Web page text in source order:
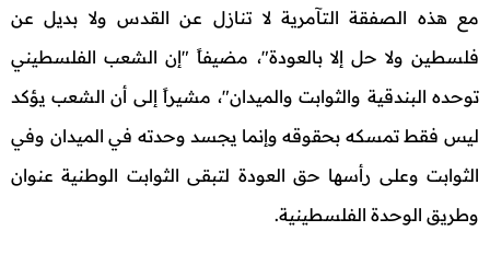
مع هذه الصفقة التآمرية لا تنازل عن القدس ولا بديل عن
فلسطين ولا حل إلا بالعودة"، مضيفاً "إن الشعب الفلسطيني
توحده البندقية والثوابت والميدان"، مشيراً إلى أن الشعب يؤكد
ليس فقط تمسكه بحقوقه وإنما يجسد وحدته في الميدان وفي
الثوابت وعلى رأسها حق العودة لتبقى الثوابت الوطنية عنوان
وطريق الوحدة الفلسطينية.